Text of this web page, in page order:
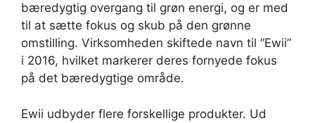
bæredygtig overgang til grøn energi, og er med
til at sætte fokus og skub på den grønne
omstilling. Virksomheden skiftede navn til “Ewii”
i 2016, hvilket markerer deres fornyede fokus
på det bæredygtige område.
Ewii udbyder flere forskellige produkter. Ud